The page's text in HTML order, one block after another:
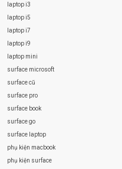
laptop i3
laptop i5
laptop i7
laptop i9
laptop mini
surface microsoft
surface cũ
surface pro
surface book
surface go
surface laptop
phụ kiện macbook
phụ kiện surface